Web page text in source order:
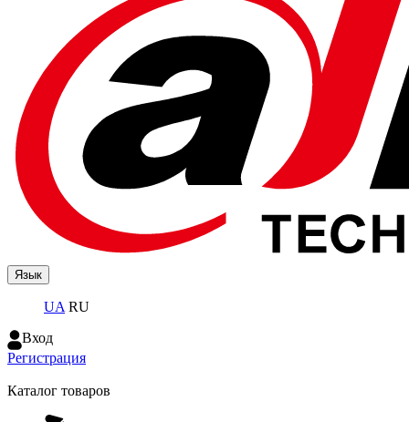
Язык
UA RU
Вход
Регистрация
Каталог товаров